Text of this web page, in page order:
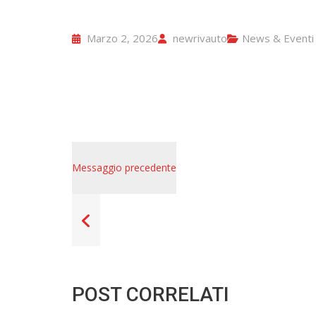
Marzo 2, 2026 newrivauto News & Eventi
Messaggio precedente
POST CORRELATI